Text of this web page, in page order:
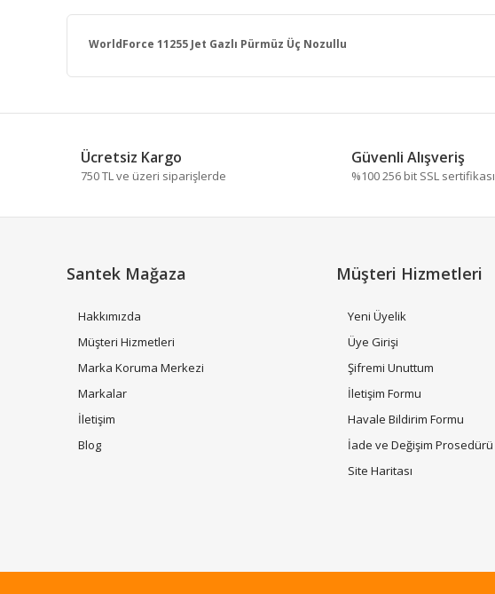
WorldForce 11255 Jet Gazlı Pürmüz Üç Nozullu
Ürün resmi kalitesiz, bozuk veya görüntülenemiyor.
Ürün bilgilerinde hatalar bulunuyor.
Bu ürüne benzer farklı alternatifler olmalı.
Ücretsiz Kargo
750 TL ve üzeri siparişlerde
Güvenli Alışveriş
%100 256 bit SSL sertifikası
Santek Mağaza
Hakkımızda
Müşteri Hizmetleri
Marka Koruma Merkezi
Markalar
İletişim
Blog
Müşteri Hizmetleri
Yeni Üyelik
Üye Girişi
Şifremi Unuttum
İletişim Formu
Havale Bildirim Formu
İade ve Değişim Prosedürü
Site Haritası